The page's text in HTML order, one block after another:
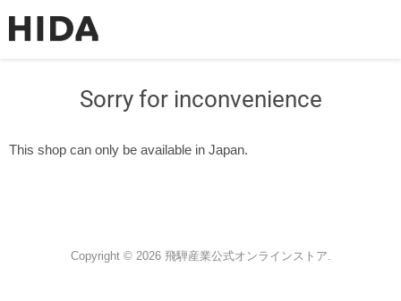
Sorry for inconvenience
This shop can only be available in Japan.
Copyright © 2026 飛騨産業公式オンラインストア.